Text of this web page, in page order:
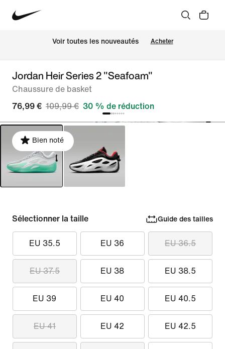
Voir toutes les nouveautés Acheter
Jordan Heir Series 2 "Seafoam"
Chaussure de basket
76,99 € 109,99 € 30 % de réduction
Bien noté
Sélectionner la taille Guide des tailles
EU 35.5 EU 36 EU 36.5
EU 37.5 EU 38 EU 38.5
EU 39 EU 40 EU 40.5
EU 41 EU 42 EU 42.5